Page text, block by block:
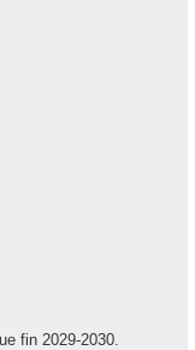
fin 2029-2030.